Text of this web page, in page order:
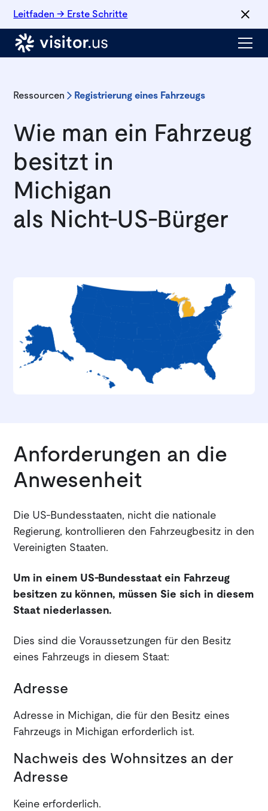
Leitfaden → Erste Schritte
Ressourcen Registrierung eines Fahrzeugs
Wie man ein Fahrzeug
besitzt in
Michigan
als Nicht-US-Bürger
Anforderungen an die
Anwesenheit
Die US-Bundesstaaten, nicht die nationale
Regierung, kontrollieren den Fahrzeugbesitz in den
Vereinigten Staaten.
Um in einem US-Bundesstaat ein Fahrzeug
besitzen zu können, müssen Sie sich in diesem
Staat niederlassen.
Dies sind die Voraussetzungen für den Besitz
eines Fahrzeugs in diesem Staat:
Adresse
Adresse in Michigan, die für den Besitz eines
Fahrzeugs in Michigan erforderlich ist.
Nachweis des Wohnsitzes an der
Adresse
Keine erforderlich.